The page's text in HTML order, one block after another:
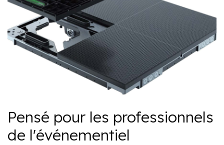
Pensé pour les professionnels
de l'événementiel